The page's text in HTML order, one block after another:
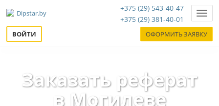
+375 (29) 543-40-47
+375 (29) 381-40-01
ВОЙТИ ОФОРМИТЬ ЗАЯВКУ
Заказать реферат
в Могилеве